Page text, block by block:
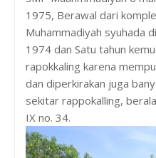
1975, Berawal dari
Muhammadiyah syuhada
1974 dan Satu tahun
rapokkaling karena
dan diperkirakan juga
sekitar rappokalling,
IX no. 34.